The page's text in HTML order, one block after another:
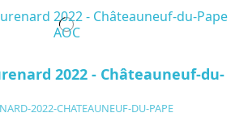
2022 - Châteauneuf-du-
2022-CHATEAUNEUF-DU-PAPE